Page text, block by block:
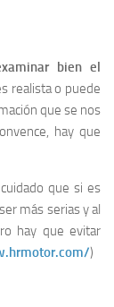
bien el
realista o puede
que se nos
hay que
que si es
más serias y al
hay que evitar
)